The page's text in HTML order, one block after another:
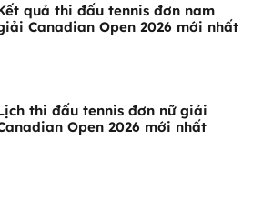
quả thi đấu tennis đơn nam
Canadian Open 2026 mới nhất
thi đấu tennis đơn nữ giải
Open 2026 mới nhất